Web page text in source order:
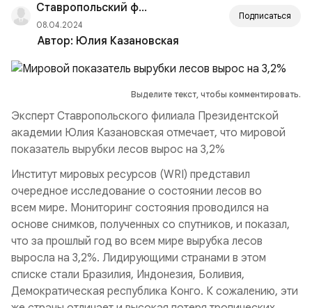
Ставропольский филиал РАНХиГС
08.04.2024
Подписаться
Автор: Юлия Казановская
Выделите текст, чтобы комментировать.
Эксперт Ставропольского филиала Президентской
академии Юлия Казановская отмечает, что мировой
показатель вырубки лесов вырос на 3,2%
Институт мировых ресурсов (WRI) представил
очередное исследование о состоянии лесов во
всем мире. Мониторинг состояния проводился на
основе снимков, полученных со спутников, и показал,
что за прошлый год во всем мире вырубка лесов
выросла на 3,2%. Лидирующими странами в этом
списке стали Бразилия, Индонезия, Боливия,
Демократическая республика Конго. К сожалению, эти